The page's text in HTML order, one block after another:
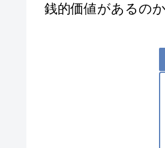
銭的価値があるの